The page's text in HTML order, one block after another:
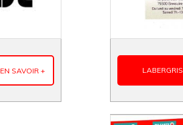
EN SAVOIR + LABERGRIS